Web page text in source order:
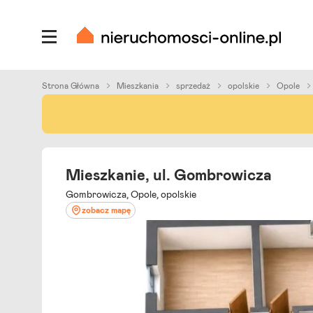
Strona Główna Mieszkania sprzedaż opolskie Opole
Mieszkanie, ul. Gombrowicza
Gombrowicza, Opole, opolskie
zobacz mapę